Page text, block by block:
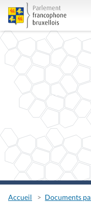
Accueil
Documents